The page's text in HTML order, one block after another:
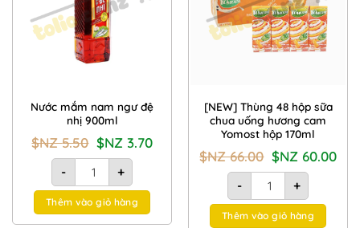
Nước mắm nam ngư đệ
nhị 900ml
$NZ5.50 Giá
gốc
là:
$NZ 3.70Giá
hiện
-
Nước mắm nam ngư đệ nhị 900ml số lượng
+
Thêm vào giỏ hàng
[NEW] Thùng 48 hộp sữa
chua uống hương cam
Yomost hộp 170ml
$NZ66.00 Giá
gốc
là:
$NZ
66.00.
$NZ 60.00Giá
hiện
-
[NEW] Thùng 48 hộp
+
Thêm vào giỏ hàng